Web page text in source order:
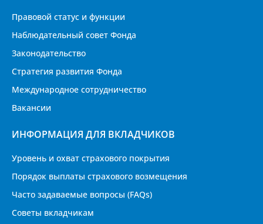
Правовой статус и функции
Наблюдательный совет Фонда
Законодательство
Стратегия развития Фонда
Международное сотрудничество
Вакансии
ИНФОРМАЦИЯ ДЛЯ ВКЛАДЧИКОВ
Уровень и охват страхового покрытия
Порядок выплаты страхового возмещения
Часто задаваемые вопросы (FAQs)
Советы вкладчикам